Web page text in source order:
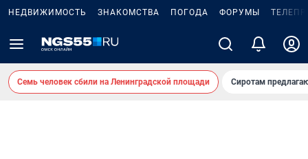
НЕДВИЖИМОСТЬ ЗНАКОМСТВА ПОГОДА ФОРУМЫ
Семь человек сбили на Ленинградской площади Сиротам